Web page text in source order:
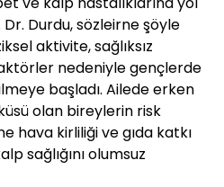
Dr. Durdu, sözleirne şöyle
aktivite, sağlıksız
nedeniyle gençlerde
başladı. Ailede erken
olan bireylerin risk
hava kirliliği ve gıda katkı
sağlığını olumsuz